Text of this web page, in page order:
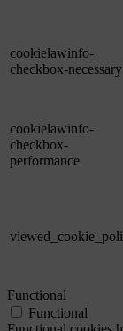
cookielawinfo-
checkbox-necessary
cookielawinfo-
checkbox-
performance
Functional
Functional